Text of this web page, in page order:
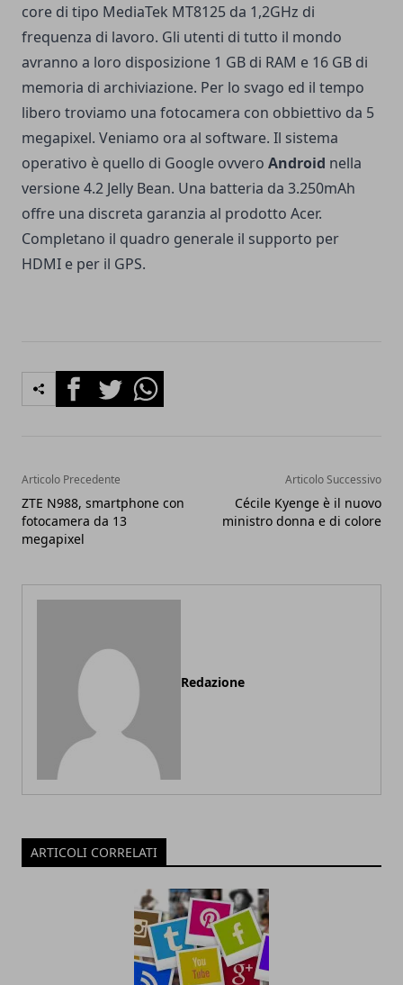
core di tipo MediaTek MT8125 da 1,2GHz di
frequenza di lavoro. Gli utenti di tutto il mondo
avranno a loro disposizione 1 GB di RAM e 16 GB di
memoria di archiviazione. Per lo svago ed il tempo
libero troviamo una fotocamera con obbiettivo da 5
megapixel. Veniamo ora al software. Il sistema
operativo è quello di Google ovvero Android nella
versione 4.2 Jelly Bean. Una batteria da 3.250mAh
offre una discreta garanzia al prodotto Acer.
Completano il quadro generale il supporto per
HDMI e per il GPS.
FacebookTwitterWhatsapp
Articolo Precedente
ZTE N988, smartphone con
fotocamera da 13
megapixel
Articolo Successivo
Cécile Kyenge è il nuovo
ministro donna e di colore
Redazione
ARTICOLI CORRELATI